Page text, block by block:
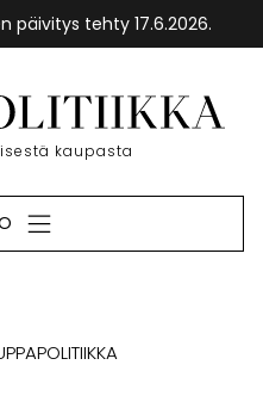
päivitys tehty 17.6.2026.
Etusivu
kaupasta